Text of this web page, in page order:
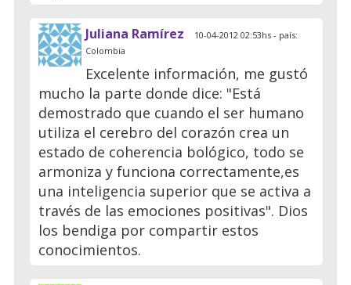
Juliana Ramírez 10-04-2012 02:53hs - país:
Colombia
Excelente información, me gustó
mucho la parte donde dice: "Está
demostrado que cuando el ser humano
utiliza el cerebro del corazón crea un
estado de coherencia bológico, todo se
armoniza y funciona correctamente,es
una inteligencia superior que se activa a
través de las emociones positivas". Dios
los bendiga por compartir estos
conocimientos.